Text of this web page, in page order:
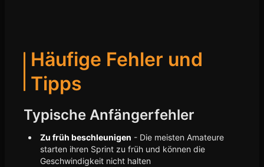
Häufige Fehler und
Tipps
Typische Anfängerfehler
Zu früh beschleunigen - Die meisten Amateure
starten ihren Sprint zu früh und können die
Geschwindigkeit nicht halten